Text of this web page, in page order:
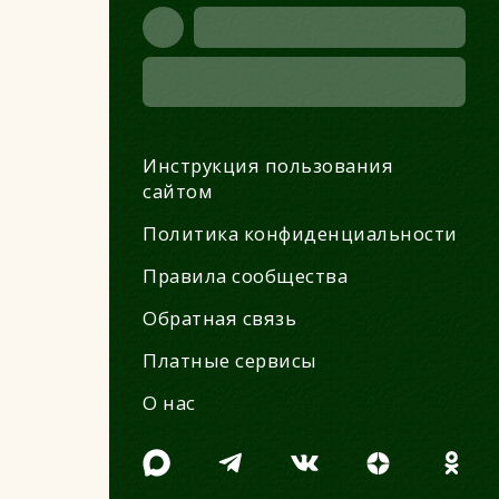
Инструкция пользования
сайтом
Политика конфиденциальности
Правила сообщества
Обратная связь
Платные сервисы
О нас